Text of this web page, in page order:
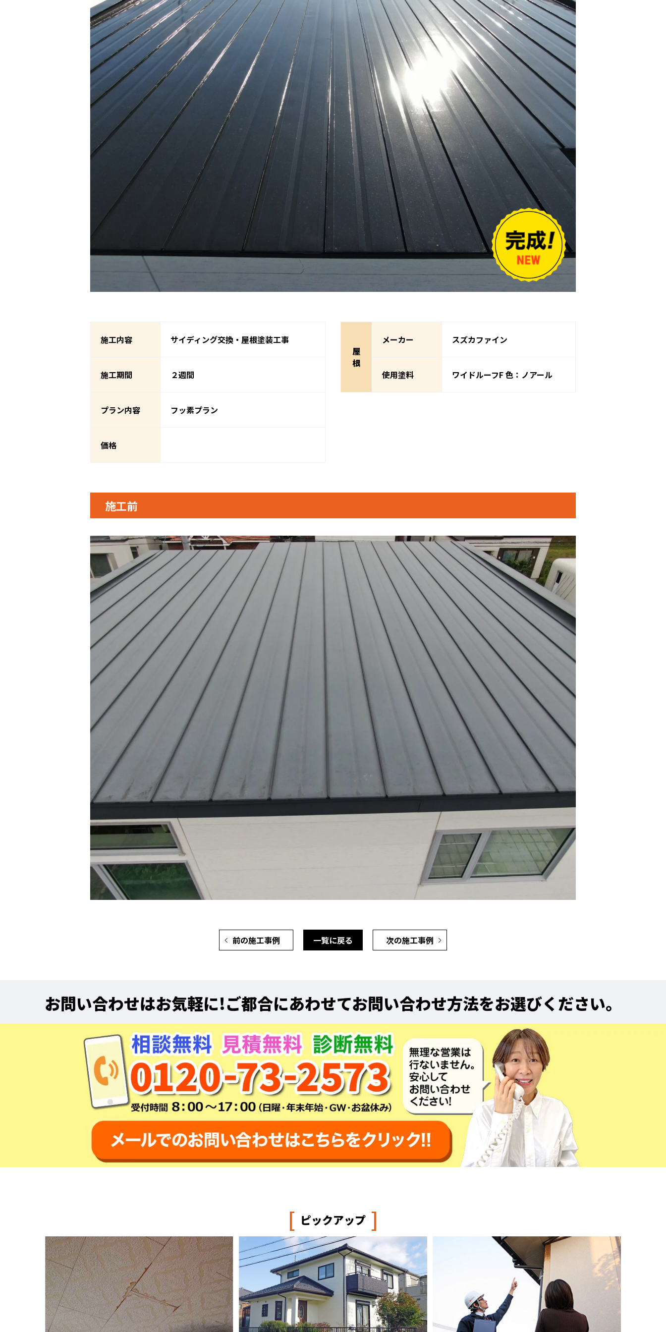
施工内容 サイディング交換・屋根塗装工事
施工期間 ２週間
プラン内容 フッ素プラン
価格
屋
根
メーカー スズカファイン
使用塗料 ワイドルーフF 色：ノアール
施工前
前の施工事例 次の施工事例
一覧に戻る
お問い合わせはお気軽に!ご都合にあわせてお問い合わせ方法をお選びください。
[ ピックアップ ]